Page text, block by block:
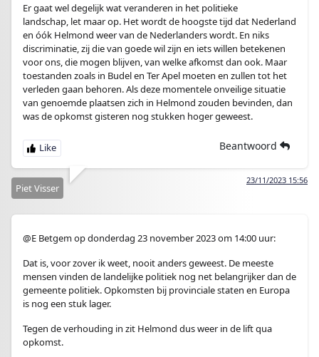
Er gaat wel degelijk wat veranderen in het politieke
landschap, let maar op. Het wordt de hoogste tijd dat Nederland
en óók Helmond weer van de Nederlanders wordt. En niks
discriminatie, zij die van goede wil zijn en iets willen betekenen
voor ons, die mogen blijven, van welke afkomst dan ook. Maar
toestanden zoals in Budel en Ter Apel moeten en zullen tot het
verleden gaan behoren. Als deze momentele onveilige situatie
van genoemde plaatsen zich in Helmond zouden bevinden, dan
was de opkomst gisteren nog stukken hoger geweest.
Beantwoord
23/11/2023 15:56
Piet Visser
@E Betgem op donderdag 23 november 2023 om 14:00 uur:
Dat is, voor zover ik weet, nooit anders geweest. De meeste
mensen vinden de landelijke politiek nog net belangrijker dan de
gemeente politiek. Opkomsten bij provinciale staten en Europa
is nog een stuk lager.
Tegen de verhouding in zit Helmond dus weer in de lift qua
opkomst.